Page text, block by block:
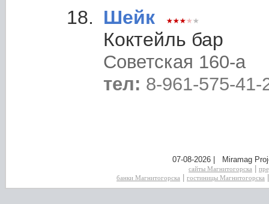
Шейк
Коктейль бар
Советская 160-а
тел: 8-961-575-41-
07-08-2026 | Miramag
сайты Магнитогорска
банки Магнитогорска
гостиницы Магнитогорска